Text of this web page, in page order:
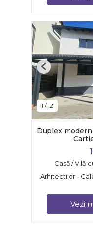
1 /12
Previous
Duplex
Casă / Vilă
Arhitectilor -
Vezi